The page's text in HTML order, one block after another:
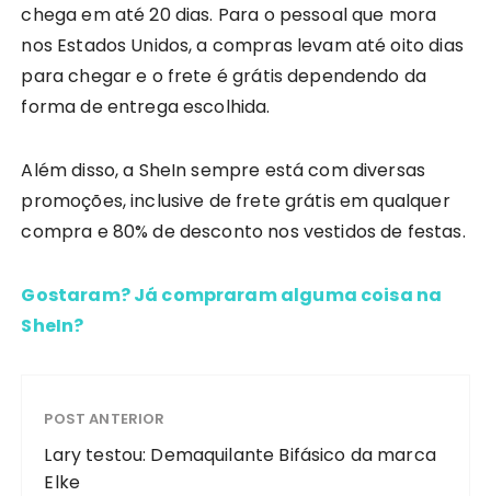
chega em até 20 dias. Para o pessoal que mora
nos Estados Unidos, a compras levam até oito dias
para chegar e o frete é grátis dependendo da
forma de entrega escolhida.
Além disso, a SheIn sempre está com diversas
promoções, inclusive de frete grátis em qualquer
compra e 80% de desconto nos vestidos de festas.
Gostaram? Já compraram alguma coisa na
SheIn?
POST ANTERIOR
Lary testou: Demaquilante Bifásico da marca
Elke